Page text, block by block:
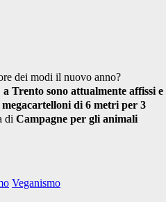
dei modi il nuovo anno?
a Trento sono attualmente affissi e
di 6 metri per 3
di Campagne per gli animali
Veganismo